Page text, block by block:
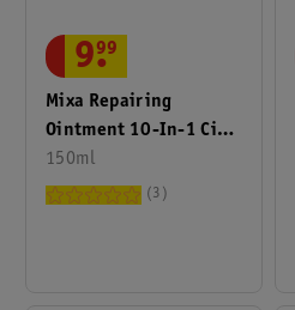
Mixa Repairing
Ointment 10-In-1 Cica
Repair+
150ml
9.
99
3